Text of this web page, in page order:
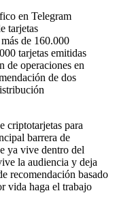
en Telegram
tarjetas
de 160.000
tarjetas emitidas
de operaciones en
de dos
criptotarjetas para
barrera de
ya vive dentro del
la audiencia y deja
recomendación basado
vida haga el trabajo